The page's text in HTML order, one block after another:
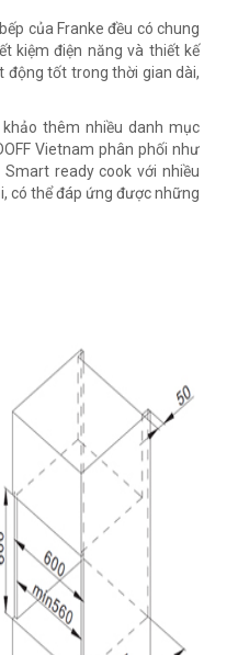
của Franke đều có chung
kiệm điện năng và thiết kế
động tốt trong thời gian dài,
thêm nhiều danh mục
Vietnam phân phối như
ready cook với nhiều
có thể đáp ứng được những